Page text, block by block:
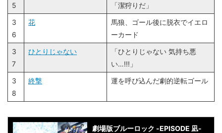
5
「潔狩りだ」
3
6
花
馬狼、ゴール後に脱衣でイエロ
ーカード
3
7
ひとりじゃない
「ひとりじゃない 気持ち悪
い…!!!」
3
8
終撃 運を呼び込んだ劇的逆転ゴール
劇場版ブルーロック -EPISODE 凪-